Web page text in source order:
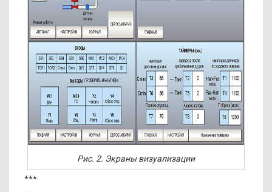
Рис. 2. Экраны визуализации
***